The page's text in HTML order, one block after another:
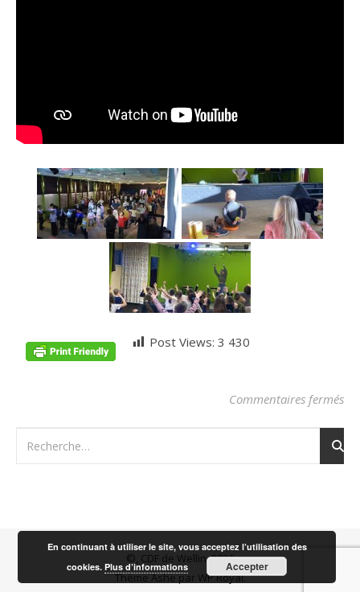
Post Views: 3 430
Commentaires fermés
©, CDF de Wellin, 2026
Thème Ashe par WP Royal.
En continuant à utiliser le site, vous acceptez l’utilisation des
cookies.Plus d’informations Accepter